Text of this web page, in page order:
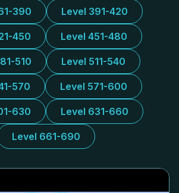
390 Level 391-420
450 Level 451-480
510 Level 511-540
570 Level 571-600
630 Level 631-660
Level 661-690